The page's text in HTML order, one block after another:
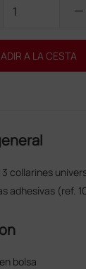
remove
A LA CESTA
collarines
adhesivas (ref.
bolsa